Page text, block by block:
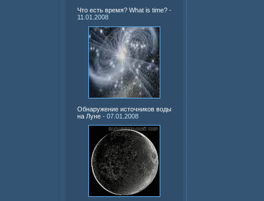
Что есть время? What is time? -
11.01.2008
Обнаружение источников воды
на Луне - 07.01.2008